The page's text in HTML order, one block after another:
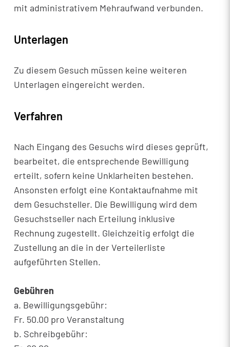
mit administrativem Mehraufwand verbunden.
Unterlagen
Zu diesem Gesuch müssen keine weiteren
Unterlagen eingereicht werden.
Verfahren
Nach Eingang des Gesuchs wird dieses geprüft,
bearbeitet, die entsprechende Bewilligung
erteilt, sofern keine Unklarheiten bestehen.
Ansonsten erfolgt eine Kontaktaufnahme mit
dem Gesuchsteller. Die Bewilligung wird dem
Gesuchstseller nach Erteilung inklusive
Rechnung zugestellt. Gleichzeitig erfolgt die
Zustellung an die in der Verteilerliste
aufgeführten Stellen.
Gebühren
a. Bewilligungsgebühr:
Fr. 50.00 pro Veranstaltung
b. Schreibgebühr: